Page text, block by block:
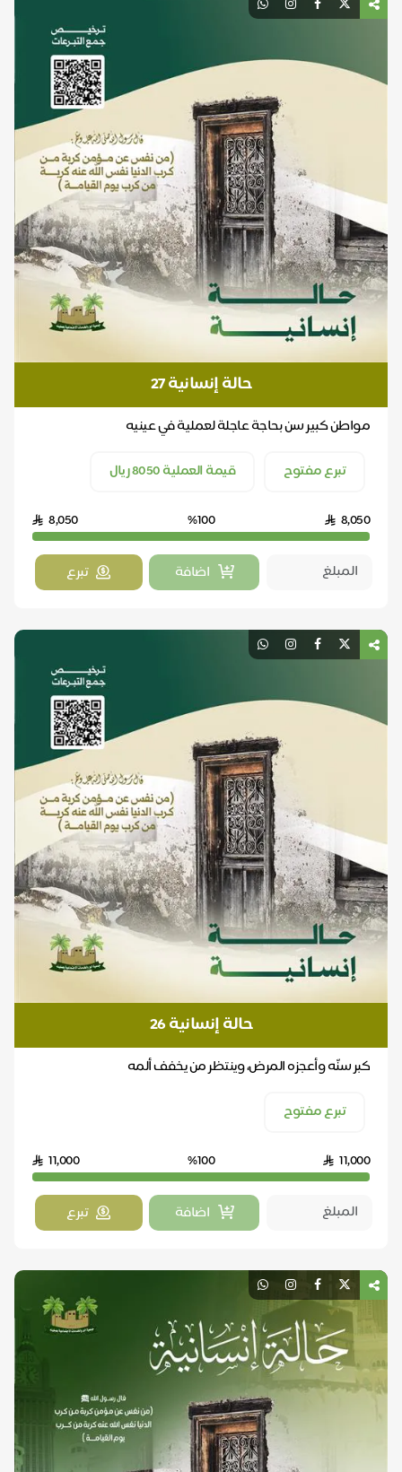
حالة إنسانية 27
مواطن كبير سن بحاجة عاجلة لعملية في عينيه
تبرع مفتوح
قيمة العملية 8050 ريال
8,050
%100
8,050
اضافة تبرع
حالة إنسانية 26
كبر سنّه وأعجزه المرض، وينتظر من يخفف ألمه
تبرع مفتوح
11,000
%100
11,000
اضافة تبرع